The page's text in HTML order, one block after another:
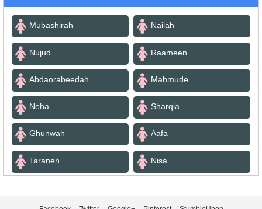
Mubashirah Nailah
Nujud Raameen
Abdaorabeedah Mahmude
Neha Sharqia
Ghunwah Aafa
Taraneh Nisa